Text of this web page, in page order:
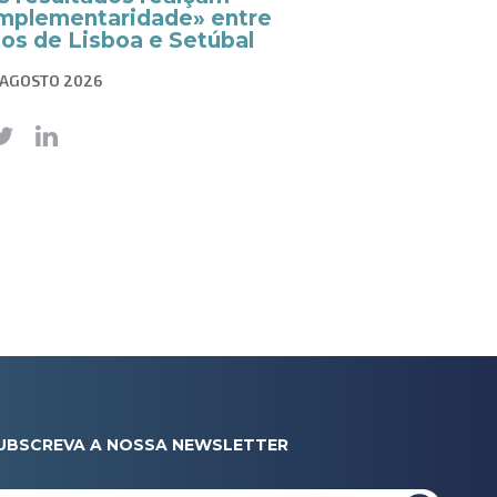
entre
de Lisboa e Setúbal
2026
A NOSSA NEWSLETTER